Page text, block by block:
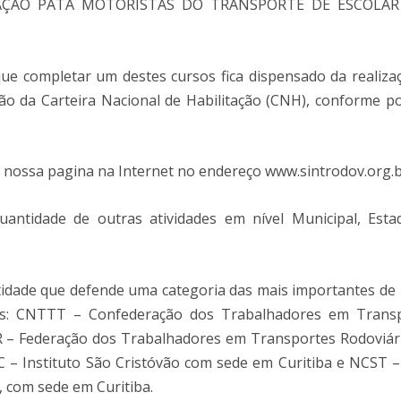
PATA MOTORISTAS DO TRANSPORTE DE
completar um destes cursos fica dispensado da
da Carteira Nacional de Habilitação (CNH), conforme
pagina na Internet no endereço
de outras atividades em nível Municipal,
que defende uma categoria das mais importantes de
CNTTT – Confederação dos Trabalhadores em
– Federação dos Trabalhadores em Transportes
– Instituto São Cristóvão com sede em Curitiba e NCST
sede em Curitiba.